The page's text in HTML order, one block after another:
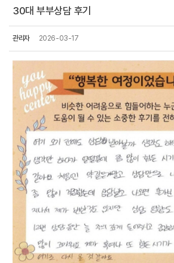
30대 부부상담 후기
관리자 2026-03-17